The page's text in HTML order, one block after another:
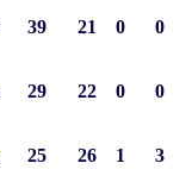
39 21 0 0
29 22 0 0
25 26 1 3